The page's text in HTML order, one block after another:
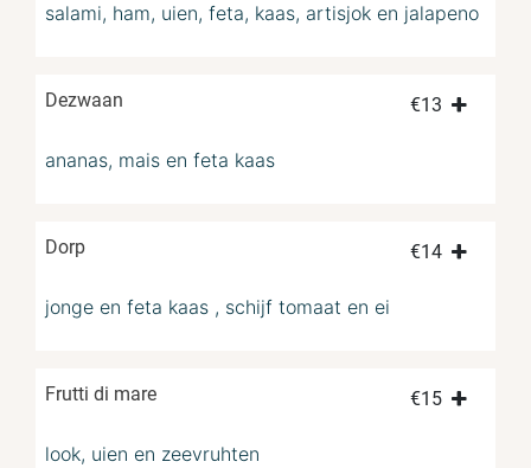
salami, ham, uien, feta, kaas, artisjok en jalapeno
Dezwaan €13
ananas, mais en feta kaas
Dorp €14
jonge en feta kaas , schijf tomaat en ei
Frutti di mare €15
look, uien en zeevruhten